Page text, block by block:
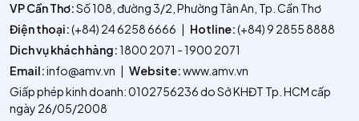
VP Cần Thơ:Số 108, đường 3/2, Phường Tân An, Tp. Cần Thơ
Điện thoại:(+84) 24 6258 6666 Hotline:(+84) 9 2855 8888
Dich vụ khách hàng:1800 2071 - 1900 2071
Email:info@amv.vn Website:www.amv.vn
Giấp phép kinh doanh: 0102756236 do Sở KHĐT Tp. HCM cấp
ngày 26/05/2008